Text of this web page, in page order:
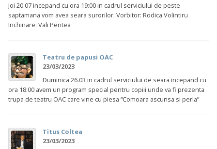
Joi 20.07 incepand cu ora 19:00 in cadrul serviciului de peste
saptamana vom avea seara surorilor. Vorbitor: Rodica Volintiru
Inchinare: Vali Pentea
Teatru de papusi OAC
23/03/2023
Duminica 26.03 in cadrul serviciului de seara incepand cu
ora 18:00 avem un program special pentru copiii unde va fi prezenta
trupa de teatru OAC care vine cu piesa “Comoara ascunsa si perla”
Titus Coltea
23/03/2023